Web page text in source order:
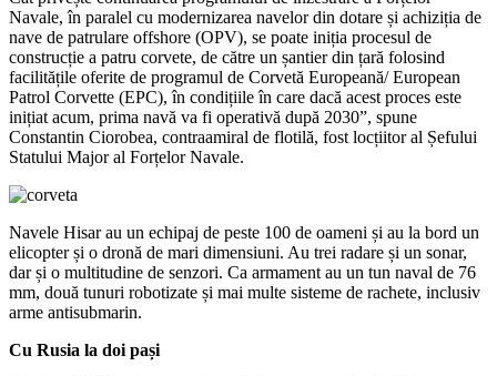
Navale, în paralel cu modernizarea navelor din dotare și achiziția de
nave de patrulare offshore (OPV), se poate iniția procesul de
construcție a patru corvete, de către un șantier din țară folosind
facilitățile oferite de programul de Corvetă Europeană/ European
Patrol Corvette (EPC), în condițiile în care dacă acest proces este
inițiat acum, prima navă va fi operativă după 2030”, spune
Constantin Ciorobea, contraamiral de flotilă, fost locțiitor al Șefului
Statului Major al Forțelor Navale.
Navele Hisar au un echipaj de peste 100 de oameni și au la bord un
elicopter și o dronă de mari dimensiuni. Au trei radare și un sonar,
dar și o multitudine de senzori. Ca armament au un tun naval de 76
mm, două tunuri robotizate și mai multe sisteme de rachete, inclusiv
arme antisubmarin.
Cu Rusia la doi pași